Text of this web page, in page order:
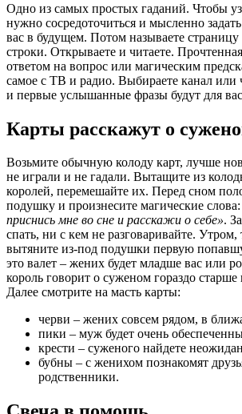
Одно из самых простых гаданий. Чтобы
нужно сосредоточиться и мысленно
вас в будущем. Потом называете
строки. Открываете и читаете.
ответом на вопрос или магическим
самое с ТВ и радио. Выбираете канал или
и первые услышанные фразы будут для
Карты расскажут о
Возьмите обычную колоду карт, лучше
не играли и не гадали. Вытащите из
королей, перемешайте их. Перед сном
подушку и произнесите магические слова:
приснись мне во сне и расскажи о себе».
спать, ни с кем не разговаривайте. Утром,
вытяните из-под подушки первую
это валет – жених будет младше вас или
король говорит о суженом гораздо старше
Далее смотрите на масть карты:
черви – жених совсем рядом, в
пики – муж будет очень
крести – суженого найдете
бубны – с женихом познакомят
родственники.